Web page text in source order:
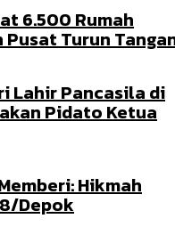
6.500 Rumah
Turun
Lahir Pancasila di
Pidato Ketua
Hikmah
Depok